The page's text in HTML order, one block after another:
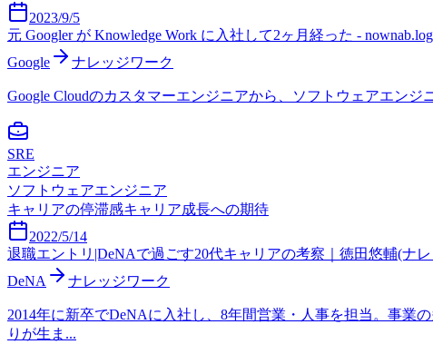
2023/9/5
元 Googler が Knowledge Work に入社して2ヶ月経った - nownab.log
Google
ナレッジワーク
Google Cloudのカスタマーエンジニアから、ソフトウェアエン
SRE
エンジニア
ソフトウェアエンジニア
キャリアの停滞感キャリア成長への期待
2022/5/14
退職エントリ|DeNAで過ごす20代キャリアの考察｜徳田悠輔(ナ
DeNA
ナレッジワーク
2014年に新卒でDeNAに入社し、8年間営業・人事を担当。事業
りが生ま...